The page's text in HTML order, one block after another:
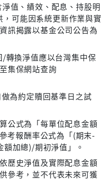
值、績效、配息、持股明
可能因系統更新作業與實
訊揭露以基金公司公告為
轉換淨值應以台灣集中保
集保網站查詢
為約定贖回基準日之試
公式為「每單位配息金額
考報酬率公式為「(期末-
加總)/期初淨值」。
歷史淨值及實際配息金額
參考，並不代表未來可獲